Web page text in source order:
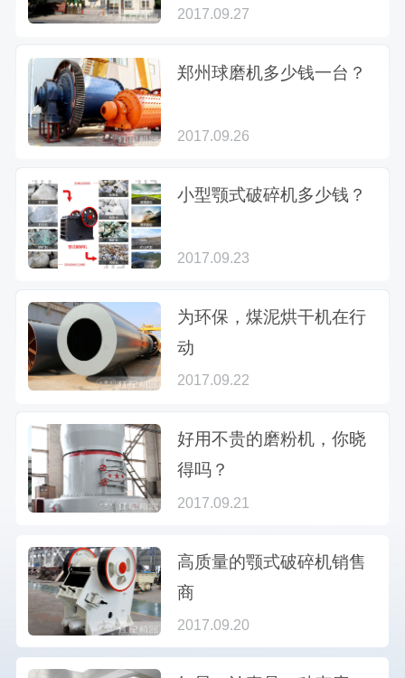
2017.09.27
郑州球磨机多少钱一台？
2017.09.26
小型颚式破碎机多少钱？
2017.09.23
为环保，煤泥烘干机在行
动
2017.09.22
好用不贵的磨粉机，你晓
得吗？
2017.09.21
高质量的颚式破碎机销售
商
2017.09.20